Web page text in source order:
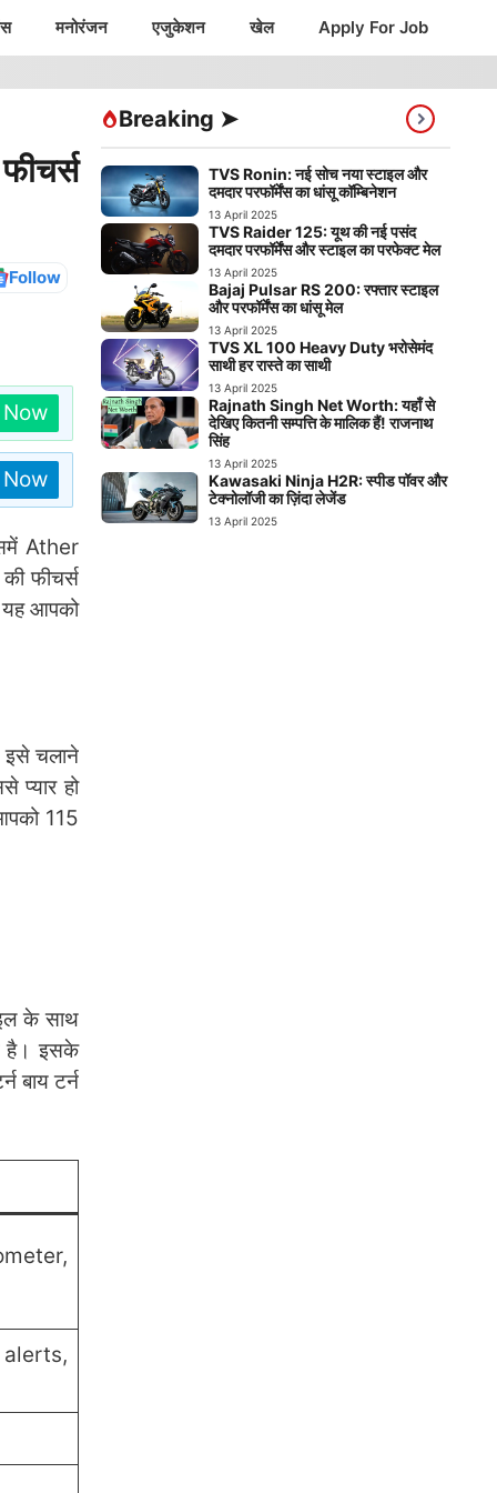
मनोरंजन एजुकेशन खेल Apply For Job
Follow
Ather
फीचर्स
यह आपको
इसे चलाने
हो
115
के साथ
है। इसके
बाय टर्न
Breaking ➤
TVS Ronin: नई सोच नया स्टाइल और
दमदार परफॉर्मेंस का धांसू कॉम्बिनेशन
13 April 2025
TVS Raider 125: यूथ की नई पसंद
दमदार परफॉर्मेंस और स्टाइल का परफेक्ट मेल
13 April 2025
Bajaj Pulsar RS 200: रफ्तार स्टाइल
और परफॉर्मेंस का धांसू मेल
13 April 2025
TVS XL 100 Heavy Duty भरोसेमंद
साथी हर रास्ते का साथी
13 April 2025
Rajnath Singh Net Worth: यहाँ से
देखिए कितनी सम्पत्ति के मालिक हैं! राजनाथ
सिंह
13 April 2025
Kawasaki Ninja H2R: स्पीड पॉवर और
टेक्नोलॉजी का ज़िंदा लेजेंड
13 April 2025